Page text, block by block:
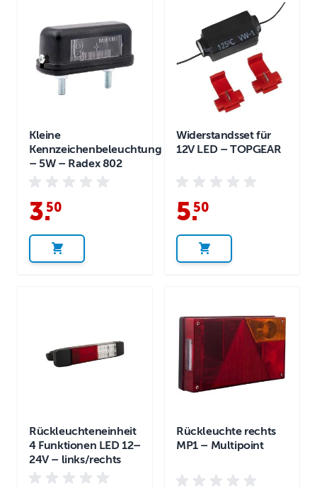
Kleine
Kennzeichenbeleuchtung
– 5W – Radex 802
3.
50
Widerstandsset für
12V LED – TOPGEAR
5.
50
Rückleuchteneinheit
4 Funktionen LED 12–
24V – links/rechts
Rückleuchte rechts
MP1 – Multipoint